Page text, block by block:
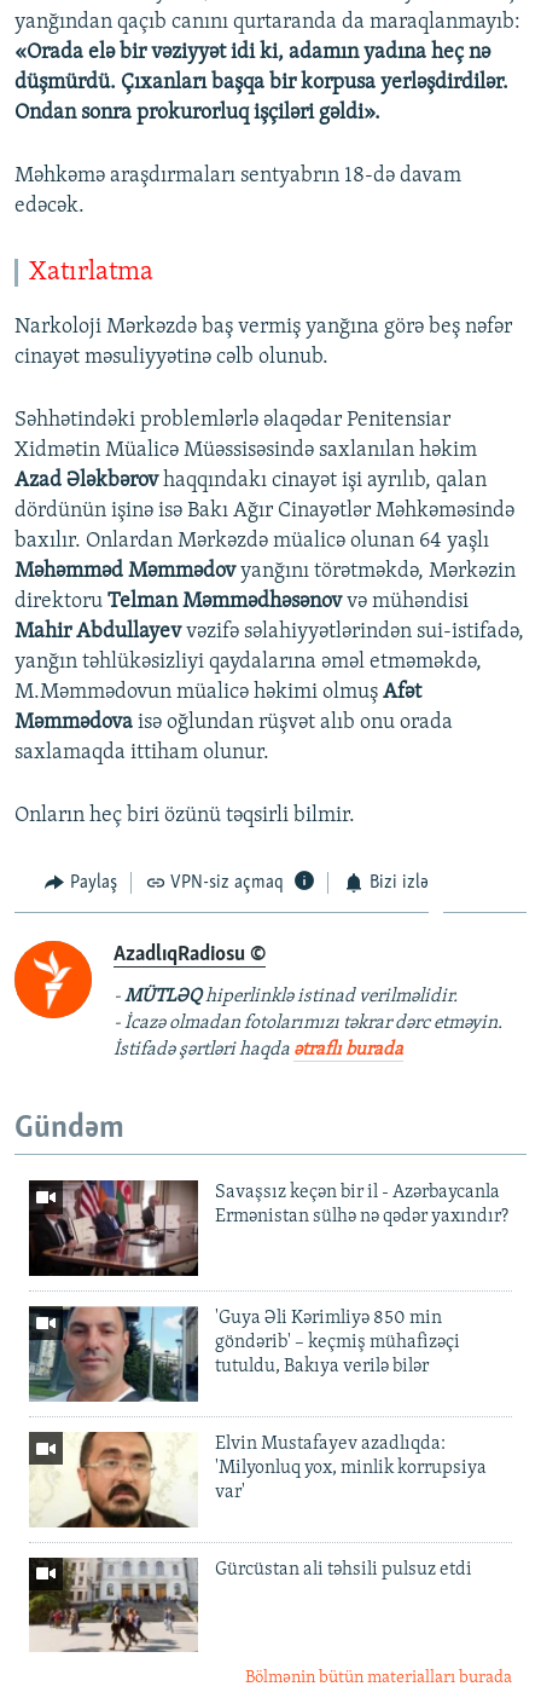
yanğından qaçıb canını qurtaranda da maraqlanmayıb:
«Orada elə bir vəziyyət idi ki, adamın yadına heç nə
düşmürdü. Çıxanları başqa bir korpusa yerləşdirdilər.
Ondan sonra prokurorluq işçiləri gəldi».
Məhkəmə araşdırmaları sentyabrın 18-də davam
edəcək.
Xatırlatma
Narkoloji Mərkəzdə baş vermiş yanğına görə beş nəfər
cinayət məsuliyyətinə cəlb olunub.
Səhhətindəki problemlərlə əlaqədar Penitensiar
Xidmətin Müalicə Müəssisəsində saxlanılan həkim
Azad Ələkbərovhaqqındakı cinayət işi ayrılıb, qalan
dördünün işinə isə Bakı Ağır Cinayətlər Məhkəməsində
baxılır. Onlardan Mərkəzdə müalicə olunan 64 yaşlı
Məhəmməd Məmmədovyanğını törətməkdə, Mərkəzin
direktoru Telman Məmmədhəsənovvə mühəndisi
Mahir Abdullayevvəzifə səlahiyyətlərindən sui-istifadə,
yanğın təhlükəsizliyi qaydalarına əməl etməməkdə,
M.Məmmədovun müalicə həkimi olmuş Afət
Məmmədova isə oğlundan rüşvət alıb onu orada
saxlamaqda ittiham olunur.
Onların heç biri özünü təqsirli bilmir.
Paylaş VPN-siz açmaq Bizi izlə
AzadlıqRadiosu ©
-MÜTLƏQhiperlinklə istinad verilməlidir.
- İcazə olmadan fotolarımızı təkrar dərc etməyin.
İstifadə şərtləri haqda ətraflı burada
Gündəm
Savaşsız keçən bir il - Azərbaycanla
Ermənistan sülhə nə qədər yaxındır?
'Guya Əli Kərimliyə 850 min
göndərib' – keçmiş mühafizəçi
tutuldu, Bakıya verilə bilər
Elvin Mustafayev azadlıqda:
'Milyonluq yox, minlik korrupsiya
var'
Gürcüstan ali təhsili pulsuz etdi
Bölmənin bütün materialları burada